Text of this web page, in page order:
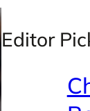
Editor